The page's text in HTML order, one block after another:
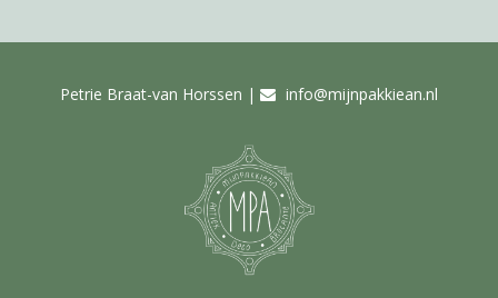
Petrie Braat-van Horssen | info@mijnpakkiean.nl